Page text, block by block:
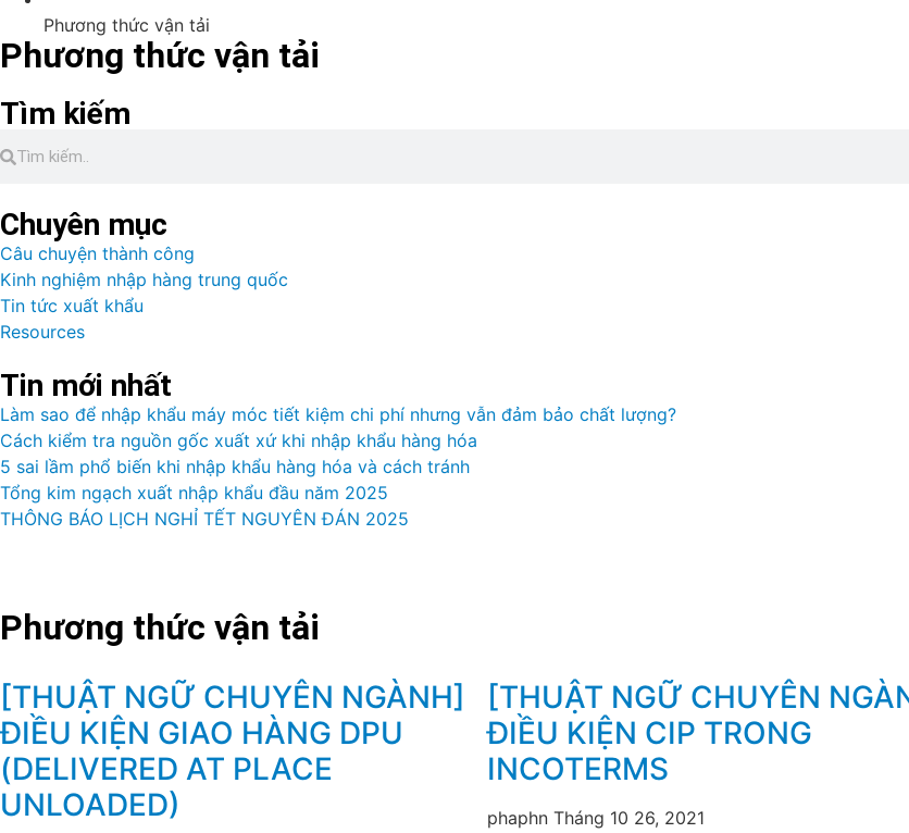
Phương thức vận tải
Phương thức vận tải
Tìm kiếm
Chuyên mục
Câu chuyện thành công
Kinh nghiệm nhập hàng trung quốc
Tin tức xuất khẩu
Resources
Tin mới nhất
Làm sao để nhập khẩu máy móc tiết kiệm chi phí nhưng vẫn đảm bảo chất lượng?
Cách kiểm tra nguồn gốc xuất xứ khi nhập khẩu hàng hóa
5 sai lầm phổ biến khi nhập khẩu hàng hóa và cách tránh
Tổng kim ngạch xuất nhập khẩu đầu năm 2025
THÔNG BÁO LỊCH NGHỈ TẾT NGUYÊN ĐÁN 2025
Phương thức vận tải
[THUẬT NGỮ CHUYÊN NGÀNH]
ĐIỀU KIỆN GIAO HÀNG DPU
(DELIVERED AT PLACE
UNLOADED)
[THUẬT NGỮ CHUYÊN
ĐIỀU KIỆN CIP TRONG
INCOTERMS
phaphn Tháng 10 26, 2021